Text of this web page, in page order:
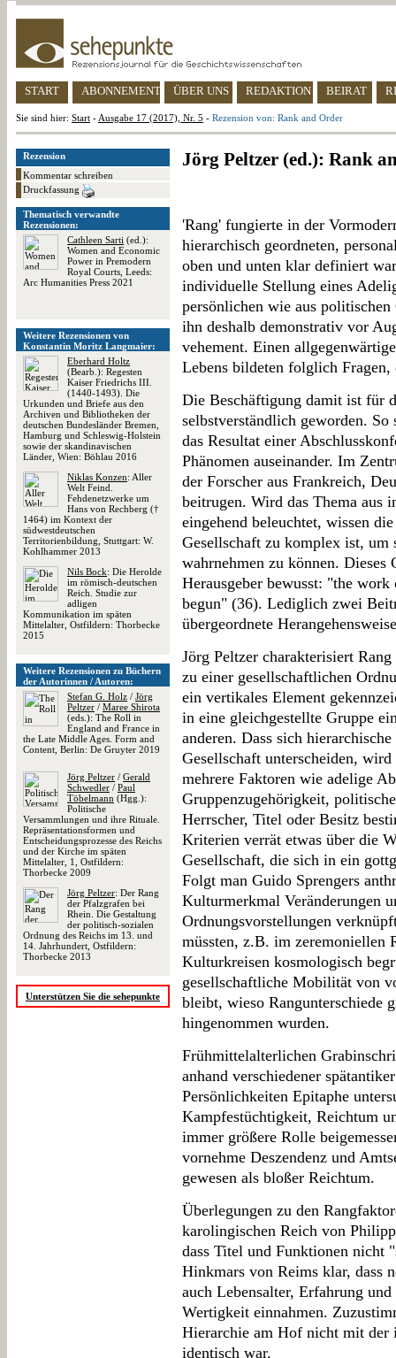
START ABONNEMENT ÜBER UNS REDAKTION BEIRAT
Sie sind hier: Start - Ausgabe 17 (2017), Nr. 5 - Rezension von: Rank and Order
Rezension
Kommentar schreiben
Druckfassung
Thematisch verwandte
Rezensionen:
Cathleen Sarti (ed.):
Women and Economic
Power in Premodern
Royal Courts, Leeds:
Arc Humanities Press 2021
Weitere Rezensionen von
Konstantin Moritz Langmaier:
Eberhard Holtz
(Bearb.): Regesten
Kaiser Friedrichs III.
(1440-1493). Die
Urkunden und Briefe aus den
Archiven und Bibliotheken der
deutschen Bundesländer Bremen,
Hamburg und Schleswig-Holstein
sowie der skandinavischen
Länder, Wien: Böhlau 2016
Niklas Konzen: Aller
Welt Feind.
Fehdenetzwerke um
Hans von Rechberg (†
1464) im Kontext der
südwestdeutschen
Territorienbildung, Stuttgart: W.
Kohlhammer 2013
Nils Bock: Die Herolde
im römisch-deutschen
Reich. Studie zur
adligen
Kommunikation im späten
Mittelalter, Ostfildern: Thorbecke
2015
Weitere Rezensionen zu Büchern
der Autorinnen / Autoren:
Stefan G. Holz / Jörg
Peltzer / Maree Shirota
(eds.): The Roll in
England and France in
the Late Middle Ages. Form and
Content, Berlin: De Gruyter 2019
Jörg Peltzer / Gerald
Schwedler / Paul
Töbelmann (Hgg.):
Politische
Versammlungen und ihre Rituale.
Repräsentationsformen und
Entscheidungsprozesse des Reichs
und der Kirche im späten
Mittelalter, 1, Ostfildern:
Thorbecke 2009
Jörg Peltzer: Der Rang
der Pfalzgrafen bei
Rhein. Die Gestaltung
der politisch-sozialen
Ordnung des Reichs im 13. und
14. Jahrhundert, Ostfildern:
Thorbecke 2013
Unterstützen Sie die sehepunkte
Jörg Peltzer (ed.): Rank
'Rang' fungierte in der
hierarchisch geordneten,
oben und unten klar definiert
individuelle Stellung eines
persönlichen wie aus
ihn deshalb demonstrativ vor
vehement. Einen
Lebens bildeten folglich
Die Beschäftigung damit ist für
selbstverständlich geworden.
das Resultat einer
Phänomen auseinander. Im
der Forscher aus Frankreich,
beitrugen. Wird das Thema aus
eingehend beleuchtet, wissen
Gesellschaft zu komplex ist, um
wahrnehmen zu können. Dieses
Herausgeber bewusst: "the
begun" (36). Lediglich zwei
übergeordnete
Jörg Peltzer charakterisiert
zu einer gesellschaftlichen
ein vertikales Element
in eine gleichgestellte Gruppe
anderen. Dass sich
Gesellschaft unterscheiden,
mehrere Faktoren wie adelige
Gruppenzugehörigkeit,
Herrscher, Titel oder Besitz
Kriterien verrät etwas über die
Gesellschaft, die sich in ein
Folgt man Guido Sprengers
Kulturmerkmal Veränderungen
Ordnungsvorstellungen
müssten, z.B. im zeremoniellen
Kulturkreisen kosmologisch
gesellschaftliche Mobilität von
bleibt, wieso Rangunterschiede
hingenommen wurden.
Frühmittelalterlichen
anhand verschiedener
Persönlichkeiten Epitaphe
Kampfestüchtigkeit, Reichtum
immer größere Rolle
vornehme Deszendenz und
gewesen als bloßer Reichtum.
Überlegungen zu den
karolingischen Reich von
dass Titel und Funktionen nicht
Hinkmars von Reims klar, dass
auch Lebensalter, Erfahrung
Wertigkeit einnahmen.
Hierarchie am Hof nicht mit der
identisch war.